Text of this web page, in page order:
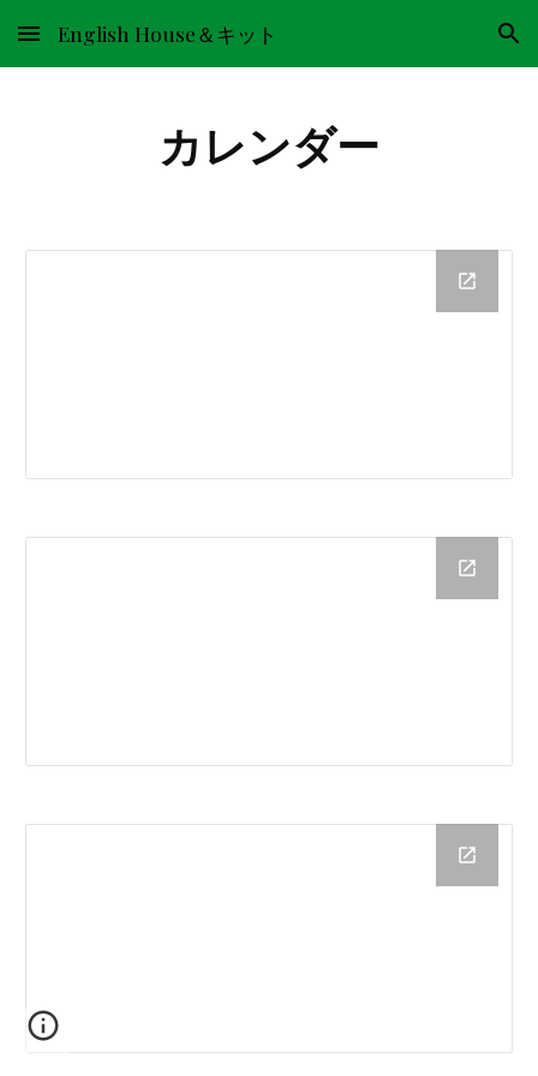
Skip to main content Skip to navigation
English House＆キット
カレンダー